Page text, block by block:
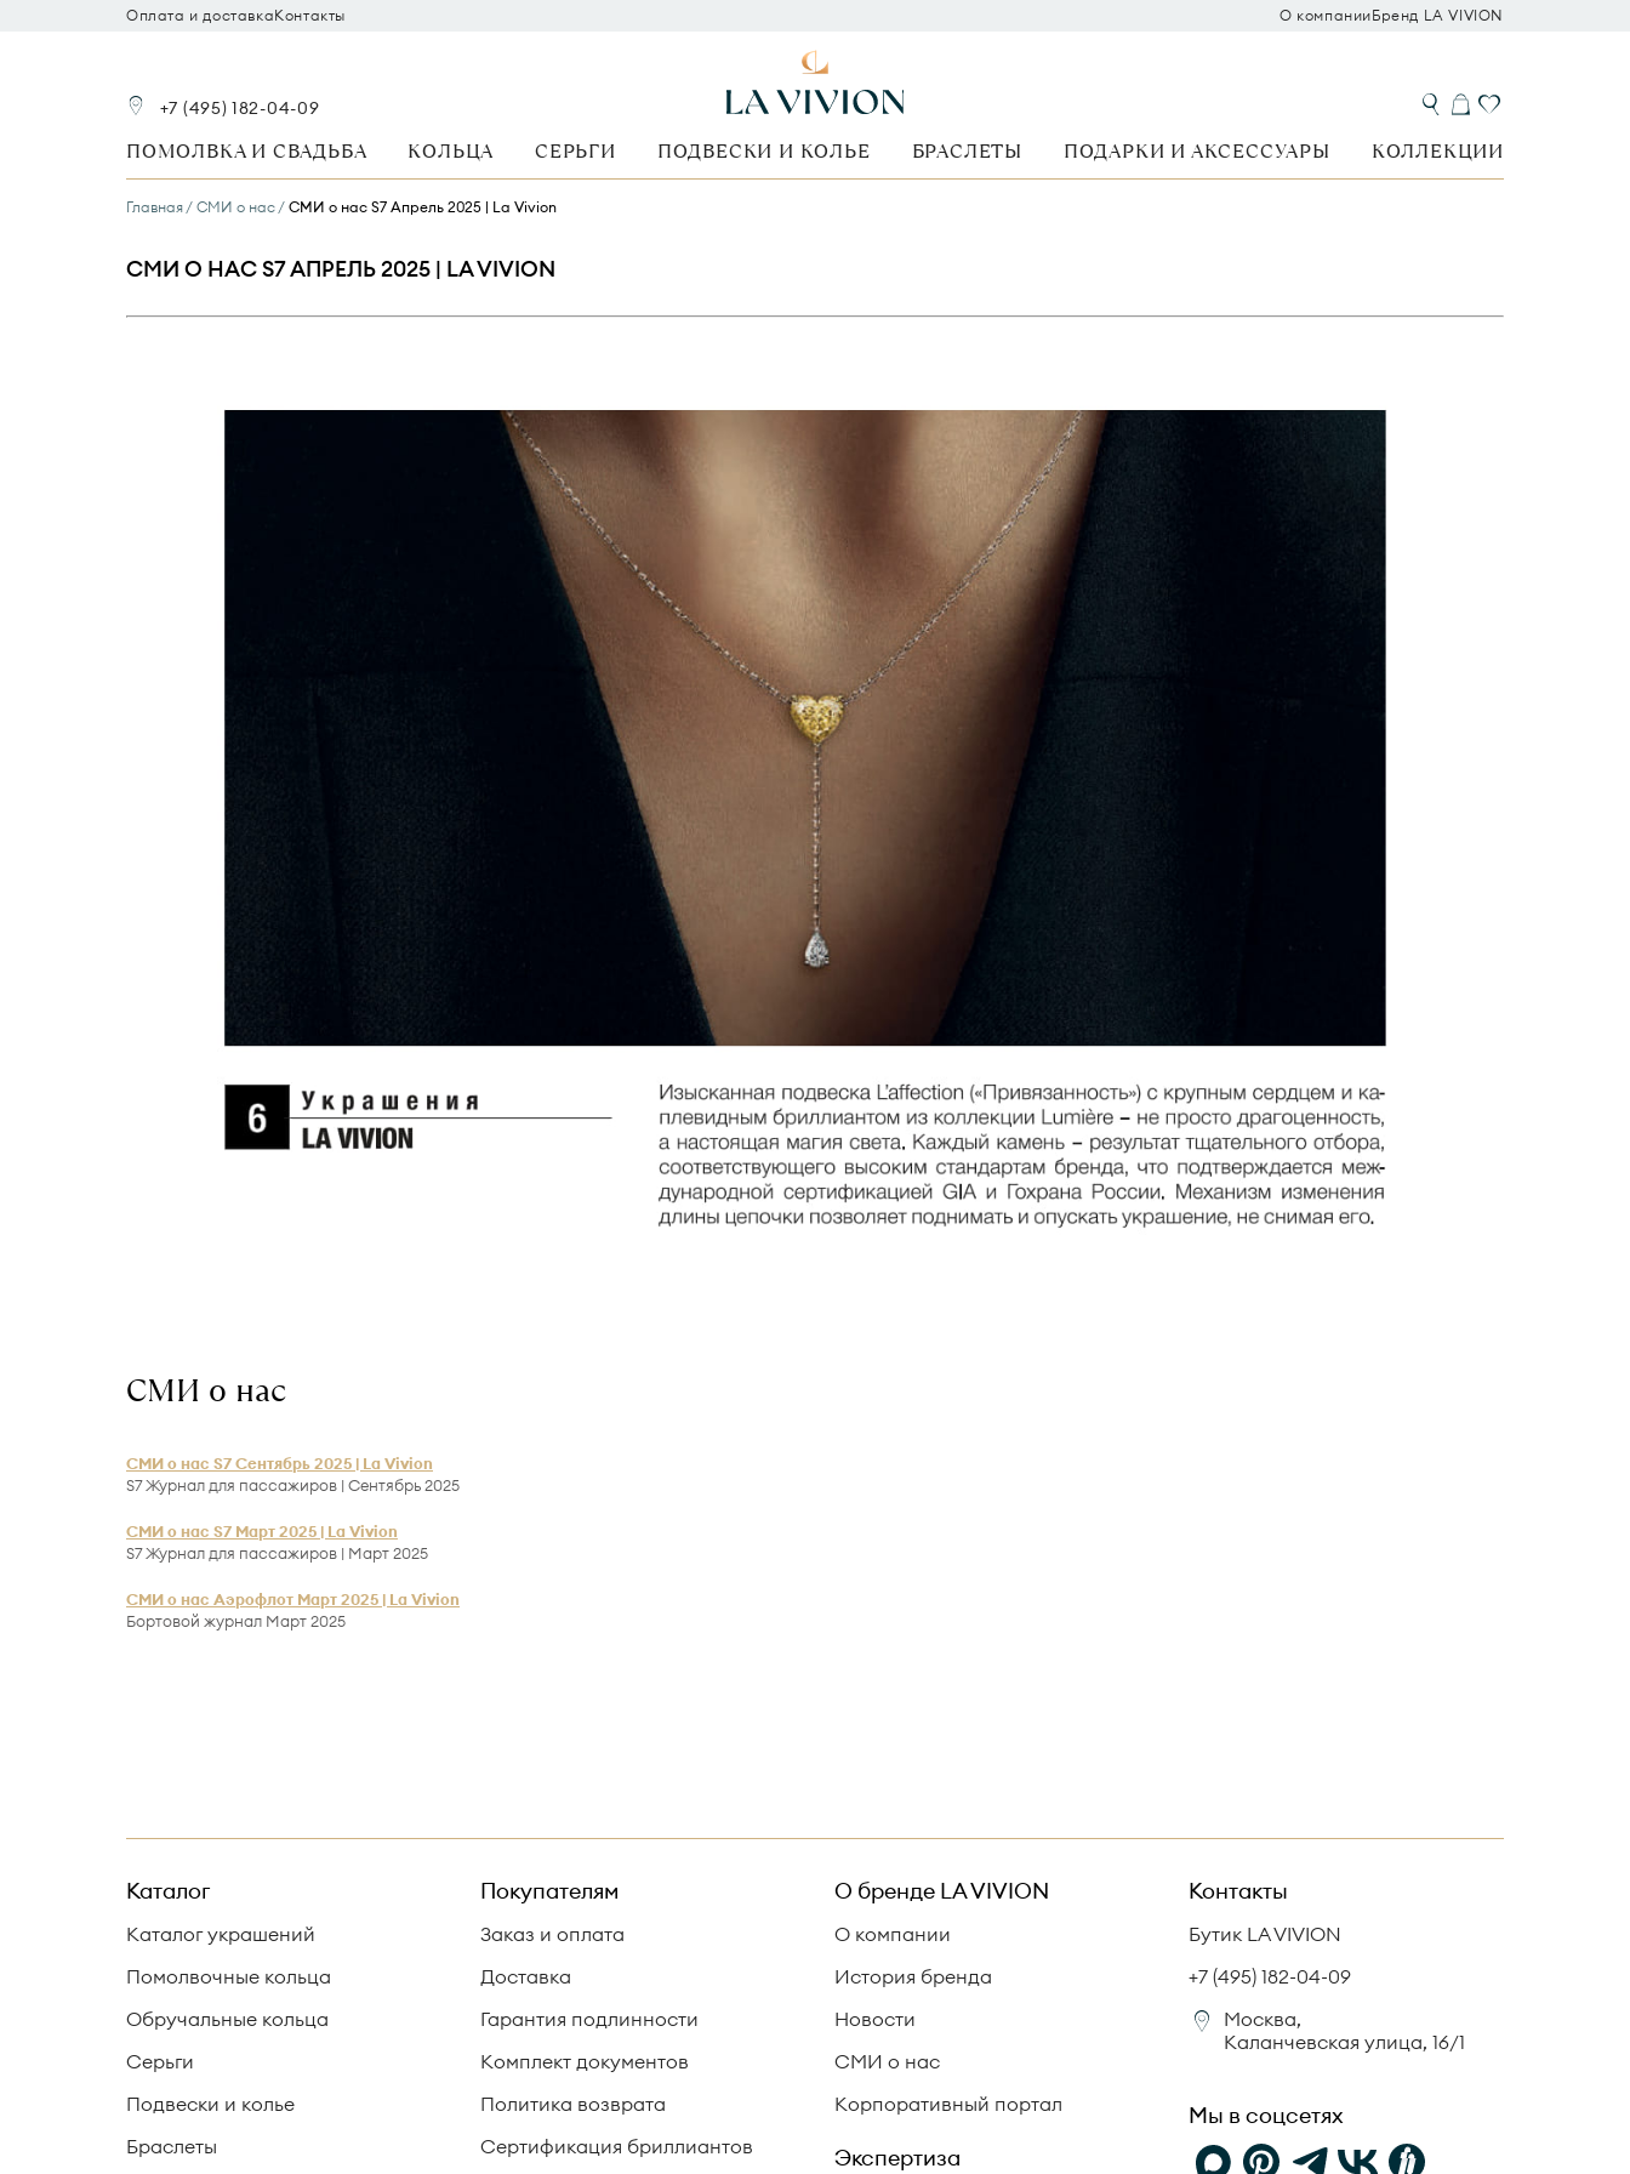
Оплата и доставкаКонтакты О компанииБренд LA VIVION
+7 (495) 182-04-09
ПОМОЛВКА И СВАДЬБА КОЛЬЦА СЕРЬГИ ПОДВЕСКИ И КОЛЬЕ БРАСЛЕТЫ ПОДАРКИ И АКСЕССУАРЫ КОЛЛЕКЦИИ
Главная СМИ о нас СМИ о нас S7 Апрель 2025 | La Vivion
СМИ О НАС S7 АПРЕЛЬ 2025 | LA VIVION
СМИ о нас
СМИ о нас S7 Сентябрь 2025 | La Vivion
S7 Журнал для пассажиров | Сентябрь 2025
СМИ о нас S7 Март 2025 | La Vivion
S7 Журнал для пассажиров | Март 2025
СМИ о нас Аэрофлот Март 2025 | La Vivion
Бортовой журнал Март 2025
Каталог
Каталог украшений
Помолвочные кольца
Обручальные кольца
Серьги
Подвески и колье
Браслеты
Покупателям
Заказ и оплата
Доставка
Гарантия подлинности
Комплект документов
Политика возврата
Сертификация бриллиантов
О бренде LA VIVION
О компании
История бренда
Новости
СМИ о нас
Корпоративный портал
Экспертиза
Контакты
Бутик LA VIVION
+7 (495) 182-04-09
Москва,
Каланчевская улица, 16/1
Мы в соцсетях